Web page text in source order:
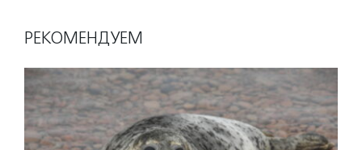
РЕКОМЕНДУЕМ